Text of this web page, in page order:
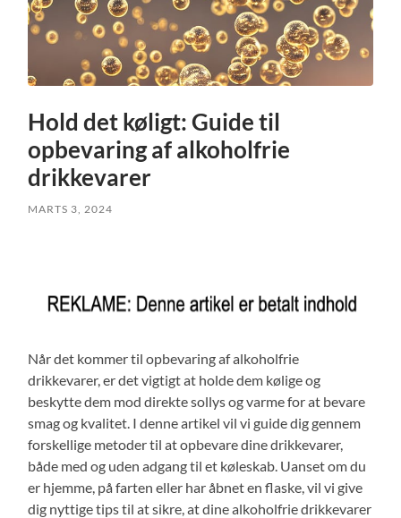
Hold det køligt: Guide til
opbevaring af alkoholfrie
drikkevarer
MARTS 3, 2024
Når det kommer til opbevaring af alkoholfrie
drikkevarer, er det vigtigt at holde dem kølige og
beskytte dem mod direkte sollys og varme for at bevare
smag og kvalitet. I denne artikel vil vi guide dig gennem
forskellige metoder til at opbevare dine drikkevarer,
både med og uden adgang til et køleskab. Uanset om du
er hjemme, på farten eller har åbnet en flaske, vil vi give
dig nyttige tips til at sikre, at dine alkoholfrie drikkevarer